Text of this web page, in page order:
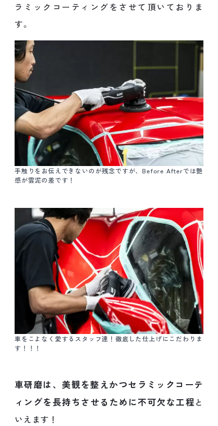
ラミックコーティングをさせて頂いておりま
す。
手触りをお伝えできないのが残念ですが、Before Afterでは艶
感が雲泥の差です！
車をこよなく愛するスタッフ達！徹底した仕上げにこだわりま
す！！！
車研磨は、美観を整えかつセラミックコーテ
ィングを長持ちさせるために不可欠な工程 と
いえます！